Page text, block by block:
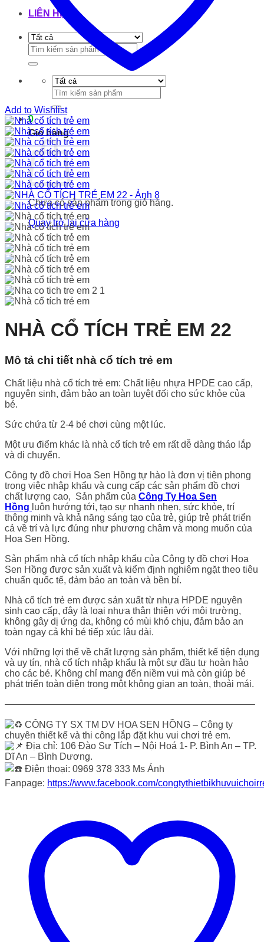
LIÊN HỆ
Tìm
kiếm:
Tìm
kiếm:
0
Giỏ hàng
Chưa có sản phẩm trong giỏ hàng.
Quay trở lại cửa hàng
Add to Wishlist
NHÀ CỔ TÍCH TRẺ EM 22
Mô tả chi tiết nhà cổ tích trẻ em
Chất liệu nhà cổ tích trẻ em: Chất liệu nhựa HPDE cao cấp,
nguyên sinh, đảm bảo an toàn tuyệt đối cho sức khỏe của
bé.
Sức chứa từ 2-4 bé chơi cùng một lúc.
Một ưu điểm khác là nhà cổ tích trẻ em rất dễ dàng tháo lắp
và di chuyển.
Công ty đồ chơi Hoa Sen Hồng tự hào là đơn vị tiên phong
trong việc nhập khẩu và cung cấp các sản phẩm đồ chơi
chất lượng cao, Sản phẩm của Công Ty Hoa Sen
Hồng luôn hướng tới, tạo sự nhanh nhẹn, sức khỏe, trí
thông minh và khả năng sáng tạo của trẻ, giúp trẻ phát triển
cả về trí và lực đúng như phương châm và mong muốn của
Hoa Sen Hồng.
Sản phẩm nhà cổ tích nhập khẩu của Công ty đồ chơi Hoa
Sen Hồng được sản xuất và kiểm định nghiêm ngặt theo tiêu
chuẩn quốc tế, đảm bảo an toàn và bền bỉ.
Nhà cổ tích trẻ em được sản xuất từ nhựa HPDE nguyên
sinh cao cấp, đây là loại nhựa thân thiện với môi trường,
không gây dị ứng da, không có mùi khó chịu, đảm bảo an
toàn ngay cả khi bé tiếp xúc lâu dài.
Với những lợi thế về chất lượng sản phẩm, thiết kế tiện dụng
và uy tín, nhà cổ tích nhập khẩu là một sự đầu tư hoàn hảo
cho các bé. Không chỉ mang đến niềm vui mà còn giúp bé
phát triển toàn diện trong một không gian an toàn, thoải mái.
——————————————————————————–
CÔNG TY SX TM DV HOA SEN HỒNG – Công ty
chuyên thiết kế và thi công lắp đặt khu vui chơi trẻ em.
Địa chỉ: 106 Đào Sư Tích – Nội Hoá 1- P. Bình An – TP.
Dĩ An – Bình Dương.
Điện thoại: 0969 378 333 Ms Ánh
Fanpage: https://www.facebook.com/